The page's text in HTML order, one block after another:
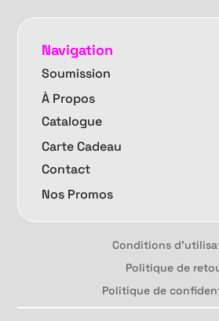
Navigation
Soumission
À Propos
Catalogue
Carte Cadeau
Contact
Nos Promos
Conditions
Politique de
Politique de